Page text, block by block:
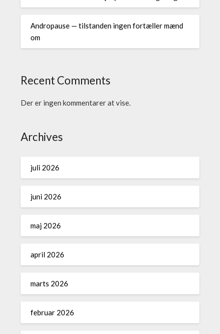
Andropause — tilstanden ingen fortæller mænd
om
Recent Comments
Der er ingen kommentarer at vise.
Archives
juli 2026
juni 2026
maj 2026
april 2026
marts 2026
februar 2026